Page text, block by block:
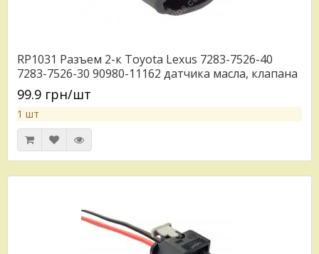
RP1031 Разъем 2-к Toyota Lexus 7283-7526-40
7283-7526-30 90980-11162 датчика масла, клапана
ГРМ черный
99.9 грн/шт
1 шт